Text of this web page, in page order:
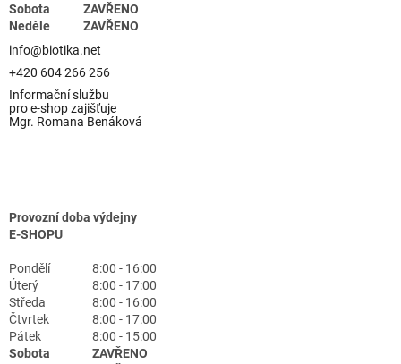
Sobota
ZAVŘENO
Neděle
ZAVŘENO
info@biotika.net
+420 604 266 256
Informační službu
pro e-shop zajišťuje
Mgr. Romana Benáková
Provozní doba výdejny
E-SHOPU
Pondělí
8:00 - 16:00
Úterý
8:00 - 17:00
Středa
8:00 - 16:00
Čtvrtek
8:00 - 17:00
Pátek
8:00 - 15:00
Sobota
ZAVŘENO